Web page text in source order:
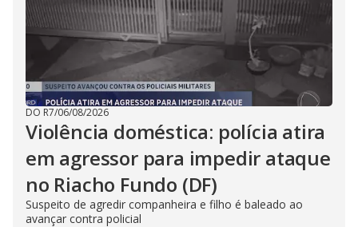
DO R7/06/08/2026
Violência doméstica: polícia atira
em agressor para impedir ataque
no Riacho Fundo (DF)
Suspeito de agredir companheira e filho é baleado ao
avançar contra policial